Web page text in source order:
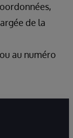
de la
ou au numéro